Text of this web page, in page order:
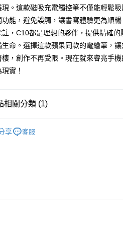
方式
取貨付款
NT$65，滿NT$690(含以上)免運費
NT$65，滿NT$690(含以上)免運費
NT$65，滿NT$690(含以上)免運費
現。這款磁吸充電觸控筆不僅能輕鬆
功能，避免誤觸，讓書寫體驗更為順
註，C10都是理想的夥伴，提供精確
生命。選擇這款蘋果同款的電繪筆，
樓，創作不再受限。現在就來睿亮手
實！
相關分類 (1)
享
客服